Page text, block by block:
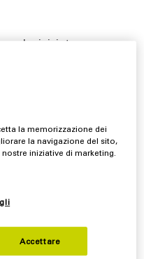
ha iniziato a operare
di galloni all'anno
e attualmente
GLE Mina è
2008 per produrre
capacità superiore a
stabilimento di
mentre Huron
Complessivamente,
la memorizzazione dei
la navigazione del sito,
iniziative di marketing.
Accettare